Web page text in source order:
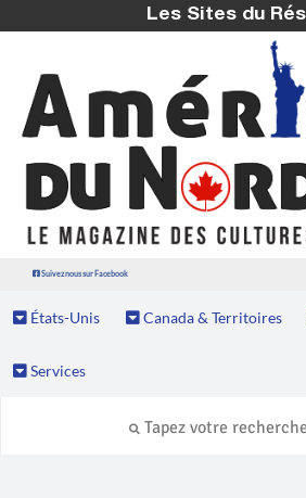
Les Sites du
Suivez nous sur Facebook
États-Unis Canada & Territoires
Services